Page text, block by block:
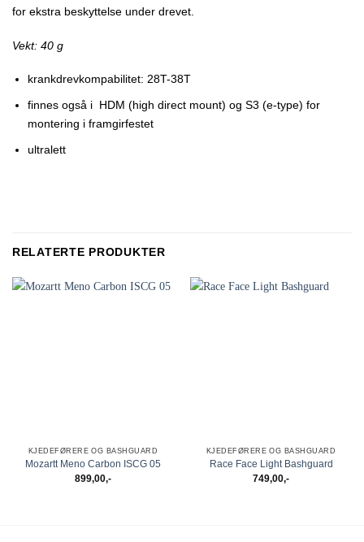
for ekstra beskyttelse under drevet.
Vekt: 40 g
krankdrevkompabilitet: 28T-38T
finnes også i HDM (high direct mount) og S3 (e-type) for
montering i framgirfestet
ultralett
RELATERTE PRODUKTER
KJEDEFØRERE OG BASHGUARD
Mozartt Meno Carbon ISCG 05
899,00,-
KJEDEFØRERE OG BASHGUARD
Race Face Light Bashguard
749,00,-